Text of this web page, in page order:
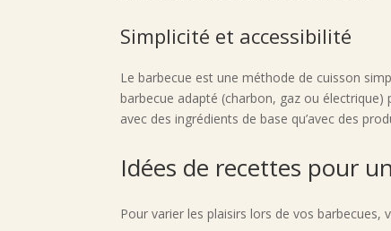
Simplicité et accessibilité
Le barbecue est une méthode de cuisson
barbecue adapté (charbon, gaz ou électrique)
avec des ingrédients de base qu’avec des
Idées de recettes pour
Pour varier les plaisirs lors de vos